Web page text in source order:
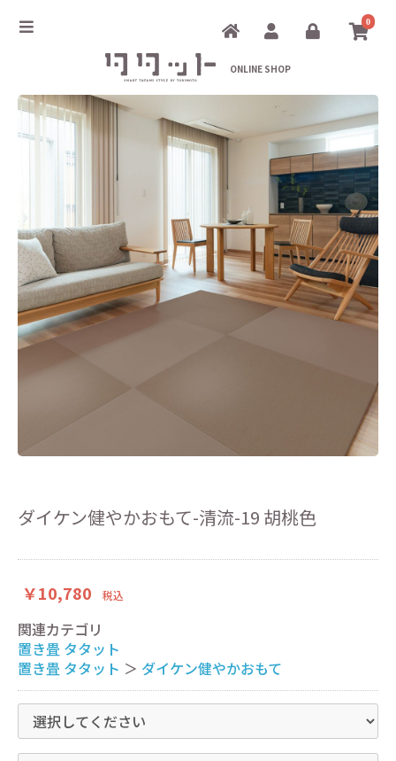
ONLINE SHOP
0
ダイケン健やかおもて-清流-19 胡桃色
￥10,780 税込
関連カテゴリ
置き畳 タタット
置き畳 タタット ＞ ダイケン健やかおもて